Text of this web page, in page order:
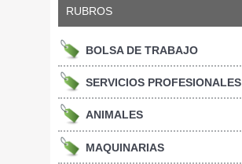
RUBROS
BOLSA DE TRABAJO
SERVICIOS PROFESIONALES
ANIMALES
MAQUINARIAS